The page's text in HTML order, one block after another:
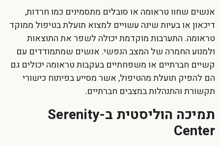
אנשים שחוו טראומה או סובלים מתסמינים כמו חרדות,
דיכאון או בעיות שינה עשויים למצוא תועלת בטיפול ממוקד
טראומה. התערבות מוקדמת יכולה לשפר את התוצאות
ולמנוע החמרה של המצב הנפשי. אנשים שמתמודדים עם
קשיים חברתיים או משפחתיים בעקבות טראומה יכולים גם
הם להפיק תועלת מהטיפול, אשר מסייע בפיתוח כישורי
תקשורת והתנהלות במצבים חברתיים.
תמיכה הוליסטית ב-Serenity
Center